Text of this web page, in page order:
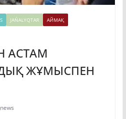
JAŃALYQTAR
АЙМАҚ
АСТАМ
ЖҰМЫСПЕН